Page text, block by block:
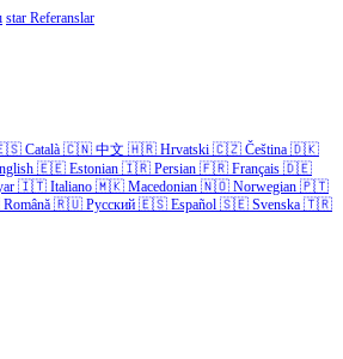
star Referanslar
Català 🇨🇳 中文 🇭🇷 Hrvatski 🇨🇿 Čeština 🇩🇰
🇪🇪 Estonian 🇮🇷 Persian 🇫🇷 Français 🇩🇪
🇮🇹 Italiano 🇲🇰 Macedonian 🇳🇴 Norwegian 🇵🇹
Română 🇷🇺 Русский 🇪🇸 Español 🇸🇪 Svenska 🇹🇷